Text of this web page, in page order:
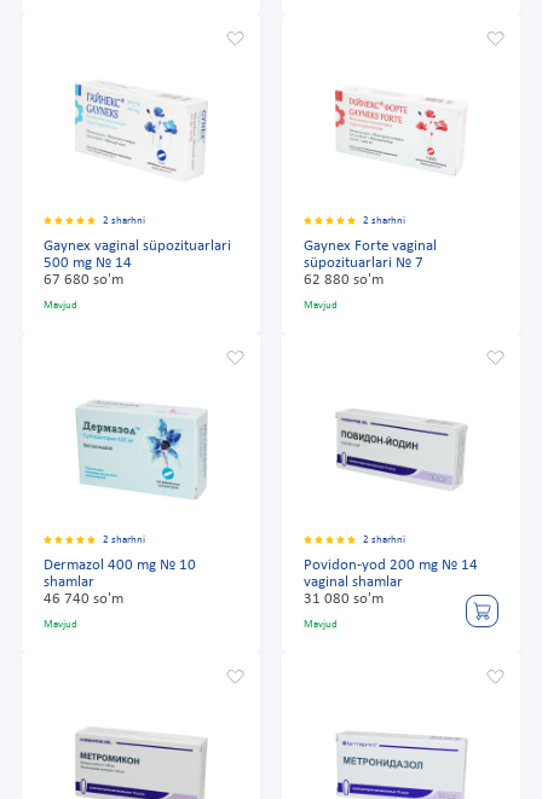
2 sharhni
Gaynex vaginal süpozituarlari
500 mg № 14
67 680 so'm
Mavjud
2 sharhni
Gaynex Forte vaginal
süpozituarlari № 7
62 880 so'm
Mavjud
2 sharhni
Dermazol 400 mg № 10
shamlar
46 740 so'm
Mavjud
2 sharhni
Povidon-yod 200 mg № 14
vaginal shamlar
31 080 so'm
Mavjud